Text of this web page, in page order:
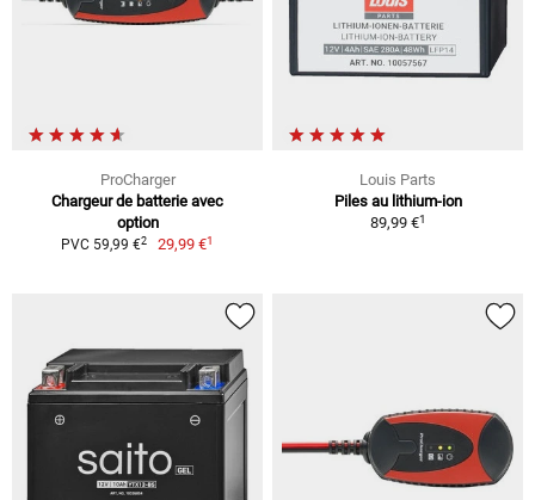
ProCharger
Chargeur de batterie avec
option
PVC 59,99 €2 29,99 €1
Louis Parts
Piles au lithium-ion
89,99 €1